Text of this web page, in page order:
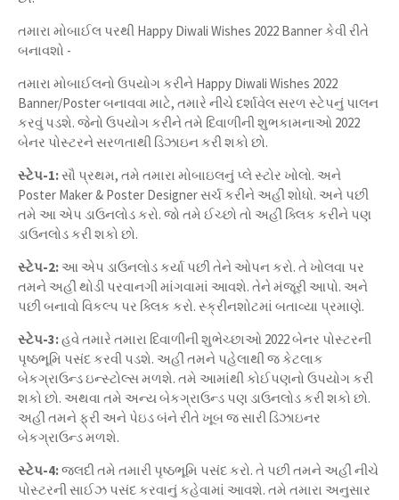
તમારા મોબાઈલ પરથી Happy Diwali Wishes 2022 Banner કેવી રીતે
બનાવશો -
તમારા મોબાઈલનો ઉપયોગ કરીને Happy Diwali Wishes 2022
Banner/Poster બનાવવા માટે, તમારે નીચે દર્શાવેલ સરળ સ્ટેપનું પાલન
કરવું પડશે. જેનો ઉપયોગ કરીને તમે દિવાળીની શુભકામનાઓ 2022
બેનર પોસ્ટરને સરળતાથી ડિઝાઇન કરી શકો છો.
સ્ટેપ-1:સૌ પ્રથમ, તમે તમારા મોબાઇલનું પ્લે સ્ટોર ખોલો. અને
Poster Maker & Poster Designer સર્ચ કરીને અહીં શોધો. અને પછી
તમે આ એપ ડાઉનલોડ કરો. જો તમે ઈચ્છો તો અહીં ક્લિક કરીને પણ
ડાઉનલોડ કરી શકો છો.
સ્ટેપ-2: આ એપ ડાઉનલોડ કર્યા પછી તેને ઓપન કરો. તે ખોલવા પર
તમને અહીં થોડી પરવાનગી માંગવામાં આવશે. તેને મંજૂરી આપો. અને
પછી બનાવો વિકલ્પ પર ક્લિક કરો. સ્ક્રીનશોટમાં બતાવ્યા પ્રમાણે.
સ્ટેપ-3:હવે તમારે તમારા દિવાળીની શુભેચ્છાઓ 2022 બેનર પોસ્ટરની
પૃષ્ઠભૂમિ પસંદ કરવી પડશે. અહીં તમને પહેલાથી જ કેટલાક
બેકગ્રાઉન્ડ ઇન્સ્ટોલ્સ મળશે. તમે આમાંથી કોઈપણનો ઉપયોગ કરી
શકો છો. અથવા તમે અન્ય બેકગ્રાઉન્ડ પણ ડાઉનલોડ કરી શકો છો.
અહીં તમને ફ્રી અને પેઇડ બંને રીતે ખૂબ જ સારી ડિઝાઇનર
બેકગ્રાઉન્ડ મળશે.
સ્ટેપ-4:જલદી તમે તમારી પૃષ્ઠભૂમિ પસંદ કરો. તે પછી તમને અહીં નીચે
પોસ્ટરની સાઈઝ પસંદ કરવાનું કહેવામાં આવશે. તમે તમારા અનુસાર